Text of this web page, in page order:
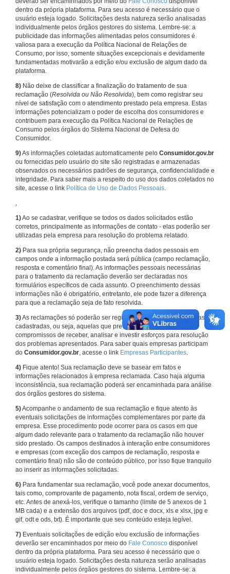
dentro da própria plataforma. Para seu acesso é necessário que o
usuário esteja logado. Solicitações desta natureza serão analisadas
individualmente pelos órgãos gestores do sistema. Lembre-se: a
publicidade das informações alimentadas pelos consumidores é
valiosa para a execução da Política Nacional de Relações de
Consumo, por isso, somente situações excepcionais e devidamente
fundamentadas motivarão a edição e/ou exclusão de algum dado da
plataforma.
8) Não deixe de classificar a finalização do tratamento de sua
reclamação (Resolvida ou Não Resolvida), bem como registrar seu
nível de satisfação com o atendimento prestado pela empresa. Estas
informações potencializam o poder de escolha dos consumidores e
contribuem para execução da Política Nacional de Relações de
Consumo pelos órgãos do Sistema Nacional de Defesa do
Consumidor.
9)As informações coletadas automaticamente pelo Consumidor.gov.br
ou fornecidas pelo usuário do site são registradas e armazenadas
observados os necessários padrões de segurança, confidencialidade e
integridade. Para saber mais a respeito do uso dos dados coletados no
site, acesse o link Política de Uso de Dados Pessoais.
,
1)Ao se cadastrar, verifique se todos os dados solicitados estão
corretos, principalmente as informações de contato - elas poderão ser
utilizadas pela empresa para resolução do problema relatado.
2) Para sua própria segurança, não preencha dados pessoais em
campos onde a informação postada será pública (campo reclamação,
resposta e comentário final). As informações pessoais necessárias
para o tratamento da reclamação deverão ser declaradas nos
formulários específicos de cada assunto. O preenchimento dessas
informações não é obrigatório, entretanto, ele pode fazer a diferença
para que a reclamação seja de fato resolvida.
3)As reclamações só poderão ser registradas em face de empresas
cadastradas, ou seja, aquelas que previamente assumiram
compromissos de receber, analisar e investir esforços para resolução
dos problemas apresentados. Para saber quais empresas participam
do Consumidor.gov.br, acesse o link Empresas Participantes.
4) Fique atento! Sua reclamação deve se basear em fatos e
informações relacionados à empresa reclamada. Caso haja alguma
inconsistência, sua reclamação poderá ser encaminhada para análise
dos órgãos gestores do sistema.
5)Acompanhe o andamento de sua reclamação e fique atento às
eventuais solicitações de informações complementares por parte da
empresa. Esse procedimento pode ocorrer para os casos em que
algum dado relevante para o tratamento da reclamação não houver
sido prestado. Os campos destinados à interação entre consumidores
e empresas (com exceção dos campos de reclamação, resposta e
comentário final) não são de conteúdo público, por isso fique tranquilo
ao inserir as informações solicitadas.
6) Para fundamentar sua reclamação, você pode anexar documentos,
tais como, comprovante de pagamento, nota fiscal, ordem de serviço,
etc. Antes de anexá-los, verifique o tamanho (limite de 5 anexos de 1
MB cada) e a extensão dos arquivos (pdf, doc e docx, xls e xlsx, jpg e
gif, odt e ods, txt). É importante que seu conteúdo esteja legível.
7) Eventuais solicitações de edição e/ou exclusão de informações
deverão ser encaminhados por meio do Fale Conosco disponível
dentro da própria plataforma. Para seu acesso é necessário que o
usuário esteja logado. Solicitações desta natureza serão analisadas
individualmente pelos órgãos gestores do sistema. Lembre-se: a